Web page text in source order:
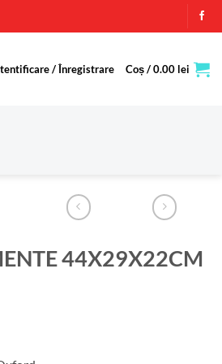
/ Înregistrare Coș /0.00 lei
44X29X22CM